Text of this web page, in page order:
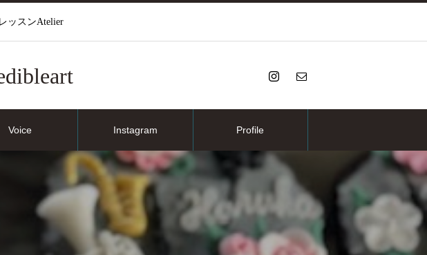
ッスンAtelier
Voice Instagram Profile